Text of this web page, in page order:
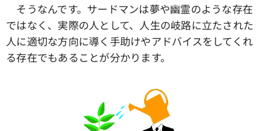
そうなんです。サードマンは夢や幽霊のような存在
ではなく、実際の人として、人生の岐路に立たされた
人に適切な方向に導く手助けやアドバイスをしてくれ
る存在でもあることが分かります。